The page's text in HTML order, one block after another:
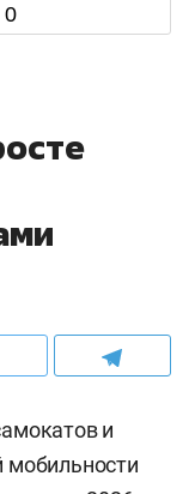
0
и
мобильности